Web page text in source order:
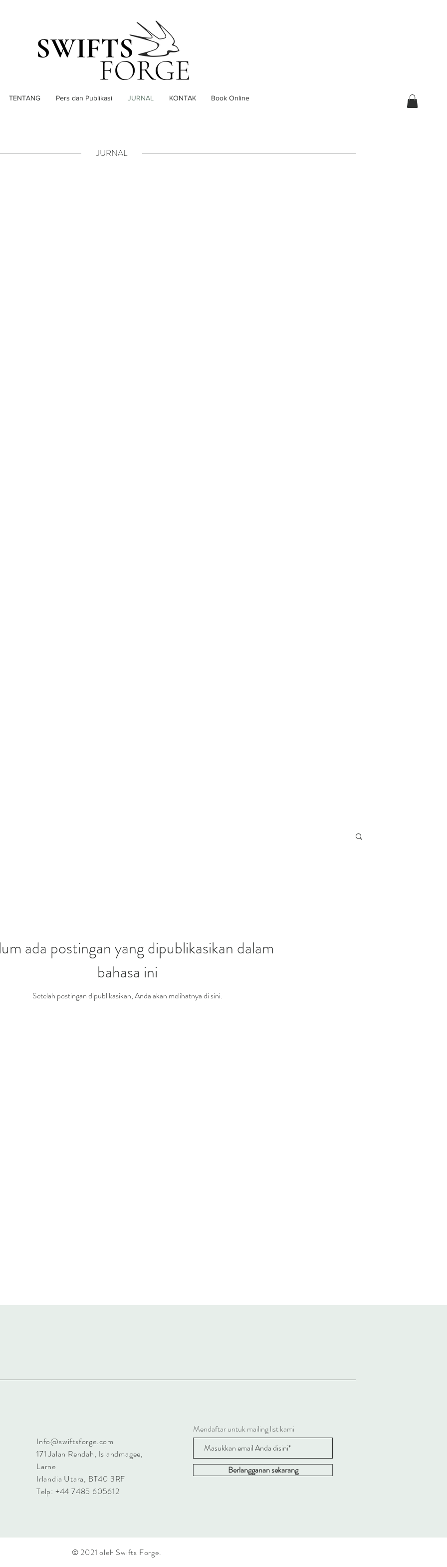
TENTANG Pers dan Publikasi JURNAL KONTAK Book Online
JURNAL
ada postingan yang dipublikasikan dalam
bahasa ini
Setelah postingan dipublikasikan, Anda akan melihatnya di sini.
Info@swiftsforge.com
171 Jalan Rendah, Islandmagee,
Larne
Irlandia Utara, BT40 3RF
Telp: +44 7485 605612
Mendaftar untuk mailing list kami
Berlangganan sekarang
© 2021 oleh Swifts Forge.